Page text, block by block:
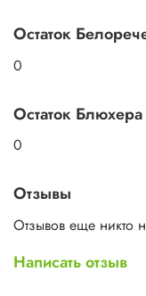
Интерфейс 2.0
Дополнительная
Нестандартный
Страна
Остаток
0
Остаток Блюхера
0
Отзывы
Отзывов еще никто
Написать отзыв